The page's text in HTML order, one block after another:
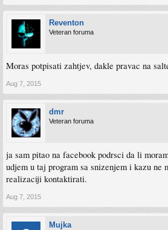
Reventon
Veteran foruma
Moras potpisati zahtjev, dakle pravac na
Aug 7, 2015
dmr
Veteran foruma
ja sam pitao na facebook podrsci da li
udjem u taj program sa snizenjem i kazu ne
realizaciji kontaktirati.
Aug 7, 2015
Mujka